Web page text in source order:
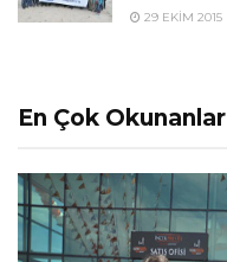
29 EKIM 2015
En Çok Okunanlar